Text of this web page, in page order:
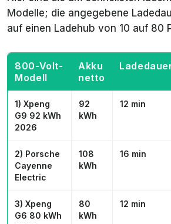
Modelle; die angegebene
auf einen Ladehub von 10 auf 80
800-Volt-
Modell
Akku
netto
1) Xpeng
G9 92 kWh
2026
92
kWh
12 min
2) Porsche
Cayenne
Electric
108
kWh
16 min
3) Xpeng
G6 80 kWh
80
kWh
12 min